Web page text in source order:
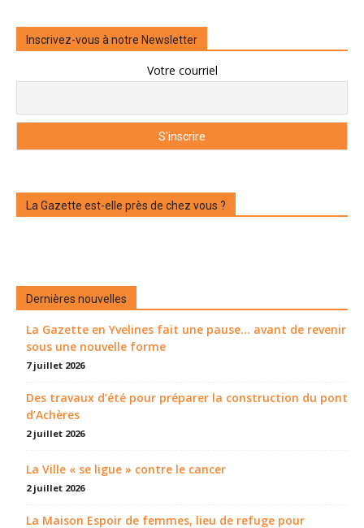
Inscrivez-vous à notre Newsletter
Votre courriel
La Gazette est-elle près de chez vous ?
Dernières nouvelles
La Gazette en Yvelines fait une pause... avant de revenir
sous une nouvelle forme
7 juillet 2026
Des travaux d’été pour préparer la construction du pont
d’Achères
2 juillet 2026
La Ville « se ligue » contre le cancer
2 juillet 2026
La Maison Espoir de femmes, lieu de refuge pour